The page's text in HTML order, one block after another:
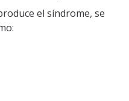
el síndrome, se